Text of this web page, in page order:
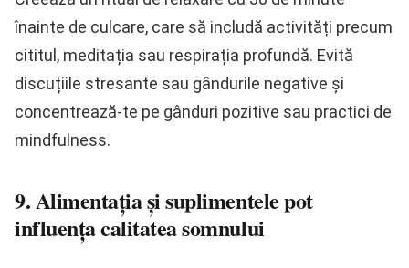
înainte de culcare, care să includă activități precum
cititul, meditația sau respirația profundă. Evită
discuțiile stresante sau gândurile negative și
concentrează-te pe gânduri pozitive sau practici de
mindfulness.
9. Alimentația și suplimentele pot
influența calitatea somnului